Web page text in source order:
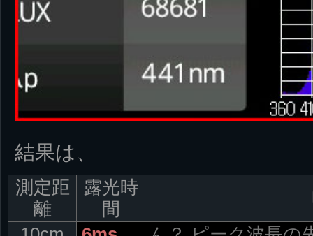
結果は、
測定距
離
露光時
間